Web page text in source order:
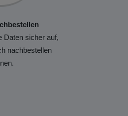
Daten sicher auf,
nachbestellen